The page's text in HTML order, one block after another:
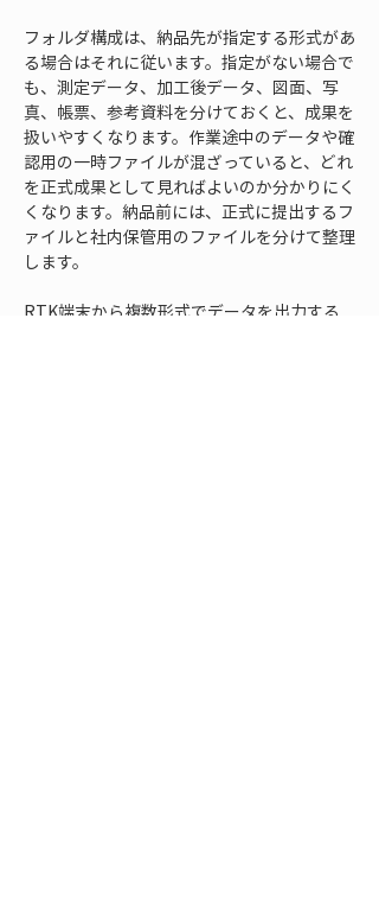
フォルダ構成は、納品先が指定する形式があ
る場合はそれに従います。指定がない場合で
も、測定データ、加工後データ、図面、写
真、帳票、参考資料を分けておくと、成果を
扱いやすくなります。作業途中のデータや確
認用の一時ファイルが混ざっていると、どれ
を正式成果として見ればよいのか分かりにく
くなります。納品前には、正式に提出するフ
ァイルと社内保管用のファイルを分けて整理
します。
RTK端末から複数形式でデータを出力する